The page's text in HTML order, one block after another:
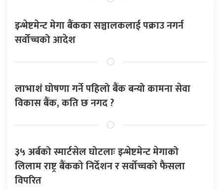
इन्भेष्टमेन्ट मेगा बैंकका सञ्चालकलाई पक्राउ नगर्न
सर्वोच्चको आदेश
लाभाशं घोषणा गर्ने पहिलो बैंक बन्यो कामना सेवा
विकास बैंक, कति छ नगद ?
३५ अर्बको स्मार्टसेल घोटलाः इन्भेष्टमेन्ट मेगाको
लिलाम राष्ट्र बैंकको निर्देशन र सर्वोच्चको फैसला
विपरित